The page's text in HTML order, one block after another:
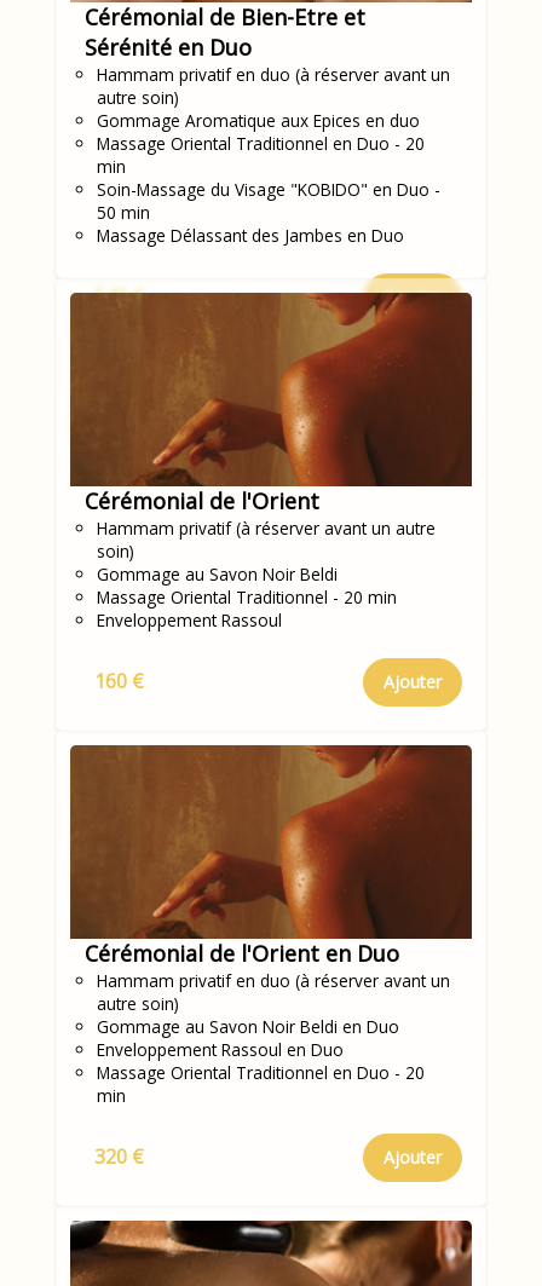
Cérémonial de Bien-Etre et
Sérénité en Duo
Hammam privatif en duo (à réserver avant un
autre soin)
Gommage Aromatique aux Epices en duo
Massage Oriental Traditionnel en Duo - 20
min
Soin-Massage du Visage "KOBIDO" en Duo -
50 min
Massage Délassant des Jambes en Duo
540 € Ajouter
Cérémonial de l'Orient
Hammam privatif (à réserver avant un autre
soin)
Gommage au Savon Noir Beldi
Massage Oriental Traditionnel - 20 min
Enveloppement Rassoul
160 € Ajouter
Cérémonial de l'Orient en Duo
Hammam privatif en duo (à réserver avant un
autre soin)
Gommage au Savon Noir Beldi en Duo
Enveloppement Rassoul en Duo
Massage Oriental Traditionnel en Duo - 20
min
320 € Ajouter